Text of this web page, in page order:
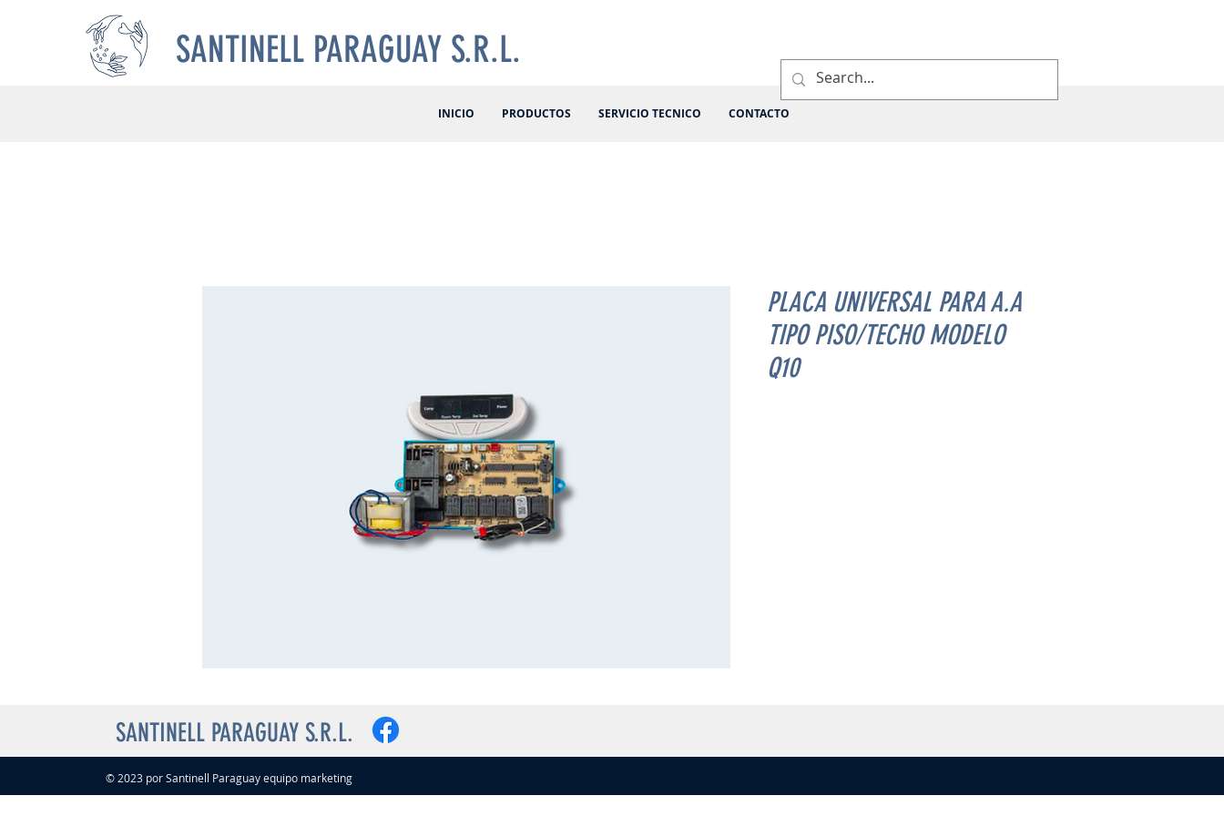
SANTINELL PARAGUAY S.R.L.
INICIO PRODUCTOS SERVICIO TECNICO CONTACTO
PLACA UNIVERSAL PARA A.A
TIPO PISO/TECHO MODELO
Q10
SANTINELL PARAGUAY S.R.L.
© 2023 por Santinell Paraguay equipo marketing